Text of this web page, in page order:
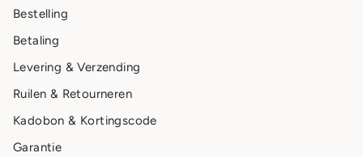
Bestelling
Betaling
Levering & Verzending
Ruilen & Retourneren
Kadobon & Kortingscode
Garantie